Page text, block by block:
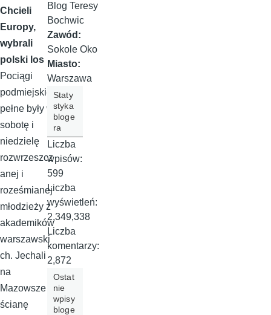
Chcieli
Europy,
wybrali
polski los
Pociągi
podmiejskie
pełne były w
sobotę i
niedzielę
rozwrzeszcz
anej i
roześmianej
młodzieży z
akademików
warszawski
ch. Jechali
na
Mazowsze i
ścianę
Blog Teresy
Bochwic
Zawód:
Sokole Oko
Miasto:
Warszawa
Staty
styka
bloge
ra
Liczba
wpisów:
599
Liczba
wyświetleń:
2,349,338
Liczba
komentarzy:
2,872
Ostat
nie
wpisy
bloge